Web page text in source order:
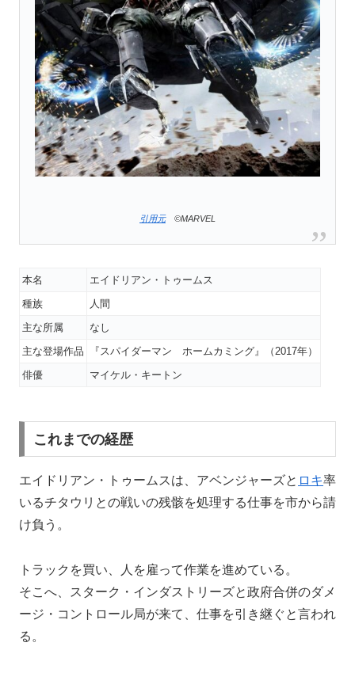
引用元©MARVEL
本名
エイドリアン・トゥームス
種族
人間
主な所属
なし
主な登場作品
『スパイダーマン ホームカミング』（2017年）
俳優
マイケル・キートン
これまでの経歴
エイドリアン・トゥームスは、アベンジャーズと ロキ率
いるチタウリとの戦いの残骸を処理する仕事を市から請
け負う。
トラックを買い、人を雇って作業を進めている。
そこへ、スターク・インダストリーズと政府合併のダメ
ージ・コントロール局が来て、仕事を引き継ぐと言われ
る。